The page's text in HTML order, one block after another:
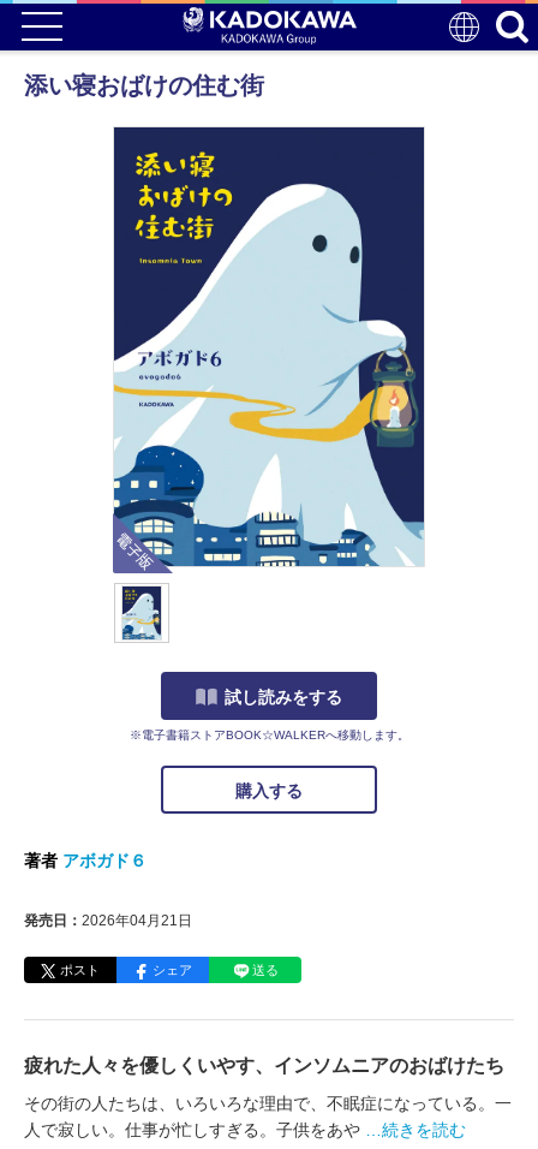
添い寝おばけの住む街
電子版
試し読みをする
※電子書籍ストアBOOK☆WALKERへ移動します。
購入する
著者 アボガド６
発売日： 2026年04月21日
ポスト シェア 送る
疲れた人々を優しくいやす、インソムニアのおばけたち
その街の人たちは、いろいろな理由で、不眠症になっている。一
人で寂しい。仕事が忙しすぎる。子供をあや
…続きを読む